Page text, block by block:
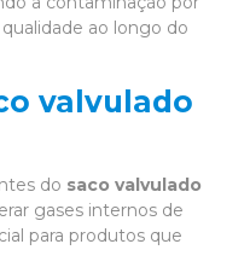
ao longo do
valvulado
do saco valvulado
gases internos de
para produtos que